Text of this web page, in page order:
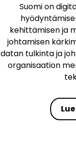
Suomi on
kehittämisen ja
johtamisen
datan tulkinta ja
organisaation